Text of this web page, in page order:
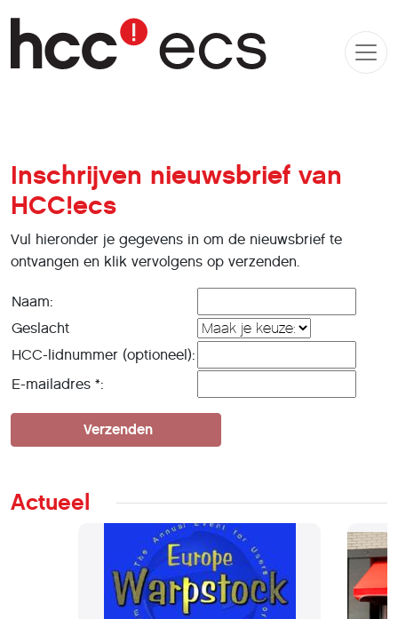
Inschrijven nieuwsbrief van
HCC!ecs
Vul hieronder je gegevens in om de nieuwsbrief te
ontvangen en klik vervolgens op verzenden.
Naam:
Geslacht
HCC-lidnummer (optioneel):
E-mailadres *:
Actueel